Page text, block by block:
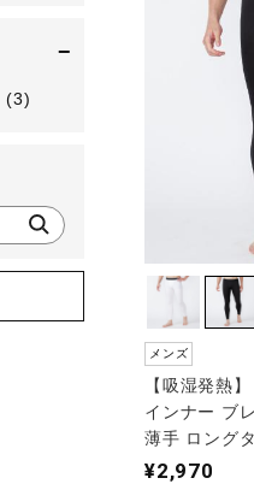
−
(3)
メンズ
【吸湿発熱
インナー ブ
薄手 ロング
¥2,970